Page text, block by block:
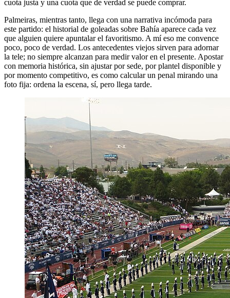
cuota justa y una cuota que de verdad se puede comprar.
Palmeiras, mientras tanto, llega con una narrativa incómoda para
este partido: el historial de goleadas sobre Bahía aparece cada vez
que alguien quiere apuntalar el favoritismo. A mí eso me convence
poco, poco de verdad. Los antecedentes viejos sirven para adornar
la tele; no siempre alcanzan para medir valor en el presente. Apostar
con memoria histórica, sin ajustar por sede, por plantel disponible y
por momento competitivo, es como calcular un penal mirando una
foto fija: ordena la escena, sí, pero llega tarde.